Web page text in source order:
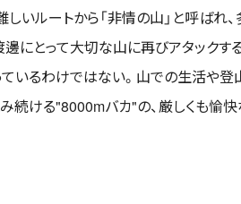
いルートから「非情の山」と呼ばれ
にとって大切な山に再びアタックする
いるわけではない。山での生活や登
ける"8000mバカ"の、厳しくも愉快